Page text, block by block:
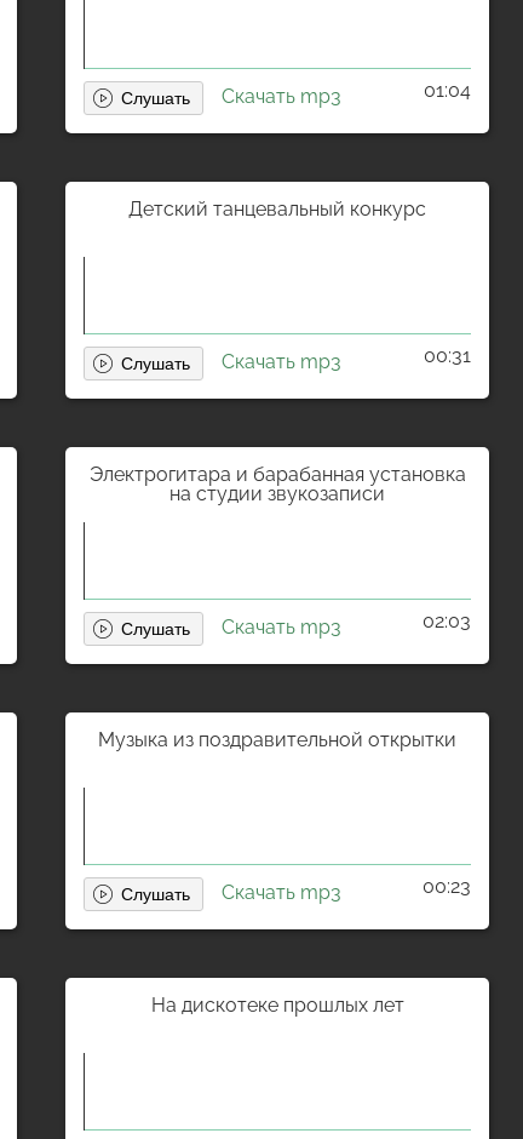
Скачать mp3 01:04
Детский танцевальный конкурс
Скачать mp3 00:31
Электрогитара и барабанная установка
на студии звукозаписи
Скачать mp3 02:03
Музыка из поздравительной открытки
Скачать mp3 00:23
На дискотеке прошлых лет